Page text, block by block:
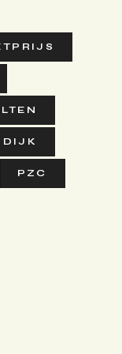
DIJK
PZC